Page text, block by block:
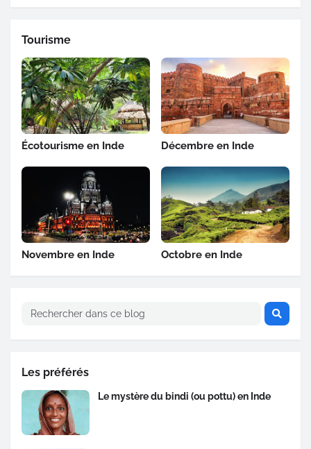
Tourisme
Écotourisme en Inde Décembre en Inde
Novembre en Inde Octobre en Inde
Les préférés
Le mystère du bindi (ou pottu) en Inde